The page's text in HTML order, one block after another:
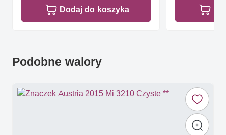
Dodaj do koszyka
Podobne walory